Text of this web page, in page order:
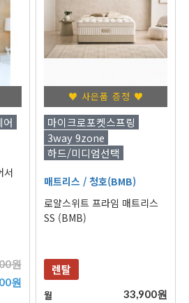
어
서
원
원
♥ 사은품 증정 ♥
마이크로포켓스프링
3way 9zone
하드/미디엄선택
매트리스 / 청호(BMB)
로얄스위트 프라임 매트리스
SS (BMB)
렌탈
월 33,900원